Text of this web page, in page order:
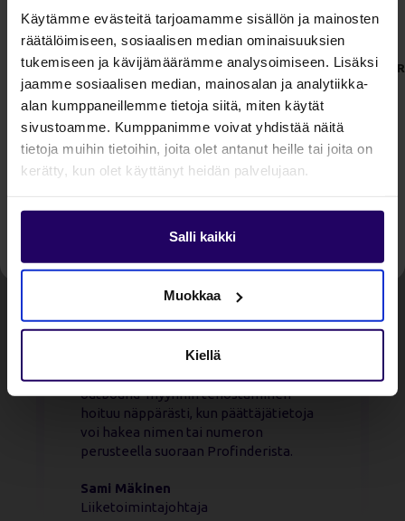
Käytämme evästeitä tarjoamamme sisällön ja mainosten
räätälöimiseen, sosiaalisen median ominaisuuksien
tukemiseen ja kävijämäärämme analysoimiseen. Lisäksi
jaamme sosiaalisen median, mainosalan ja analytiikka-
alan kumppaneillemme tietoja siitä, miten käytät
sivustoamme. Kumppanimme voivat yhdistää näitä
tietoja muihin tietoihin, joita olet antanut heille tai joita on
kerätty, kun olet käyttänyt heidän palvelujaan.
Salli kaikki
Muokkaa
Kiellä
tekee myynnin hallinnasta
vähintäänkin järkevää. Ajantasainen
helppona, koska aikaa ei kulu
manuaaliseen pävittämiseen. Lisäksi
outbound-myynnin tehostaminen
hoituu näppärästi, kun päättäjätietoja
voi hakea nimen tai numeron
perusteella suoraan Profinderista.
Sami Mäkinen
Liiketoimintajohtaja
Kokeile Profinderia 14 päivää
maksutta!
Säästä aikaa ja aloita tehokas
prospektointi jo tänään.